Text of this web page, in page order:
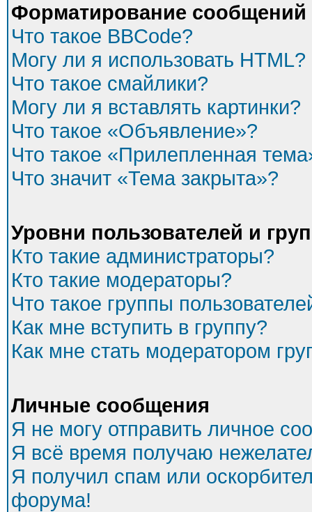
Форматирование
Что такое BBCode?
Могу ли я использовать HTML?
Что такое смайлики?
Могу ли я вставлять картинки?
Что такое «Объявление»?
Что такое «Прилепленная
Что значит «Тема закрыта»?
Уровни пользователей и
Кто такие администраторы?
Кто такие модераторы?
Что такое группы
Как мне вступить в группу?
Как мне стать модератором
Личные сообщения
Я не могу отправить личное
Я всё время получаю
Я получил спам или
форума!